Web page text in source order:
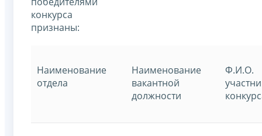
конкурса
признаны:
Наименование
отдела
Наименование
вакантной
должности
Ф.И.О.